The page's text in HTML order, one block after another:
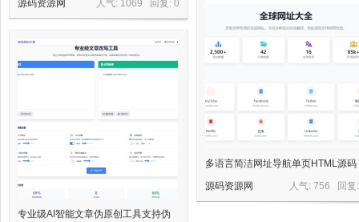
人气: 1069 回复: 0
源码资源网
多语言简洁网址导航单页HTML源码
人气: 756 回
源码资源网
专业级AI智能文章伪原创工具支持伪